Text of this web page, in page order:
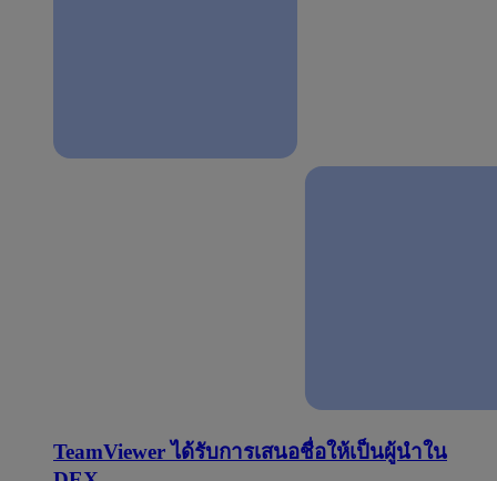
TeamViewer ได้รับการเสนอชื่อให้เป็นผู้นำใน